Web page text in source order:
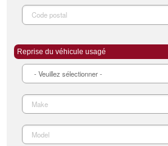
Reprise du véhicule usagé